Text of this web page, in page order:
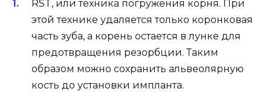
RST, или техника погружения корня. При
этой технике удаляется только коронковая
часть зуба, а корень остается в лунке для
предотвращения резорбции. Таким
образом можно сохранить альвеолярную
кость до установки импланта.